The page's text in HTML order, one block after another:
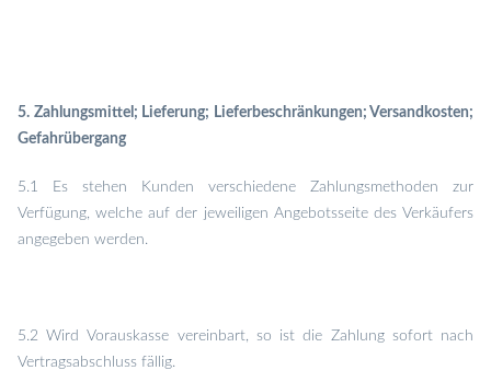
5. Zahlungsmittel; Lieferung; Lieferbeschränkungen; Versandkosten;
Gefahrübergang
5.1 Es stehen Kunden verschiedene Zahlungsmethoden zur
Verfügung, welche auf der jeweiligen Angebotsseite des Verkäufers
angegeben werden.
5.2 Wird Vorauskasse vereinbart, so ist die Zahlung sofort nach
Vertragsabschluss fällig.